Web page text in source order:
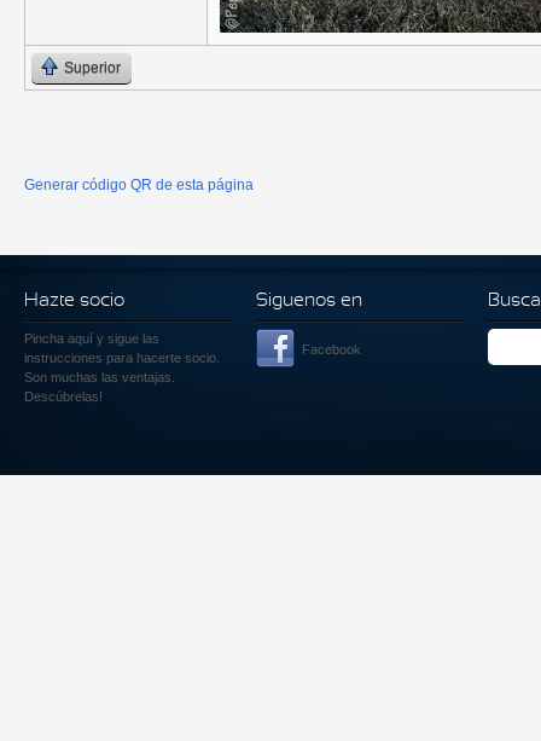
Superior
Generar código QR de esta página
Hazte socio
Pincha aquí y sigue las
instrucciones para hacerte socio.
Son muchas las ventajas.
Descúbrelas!
Siguenos en
Facebook